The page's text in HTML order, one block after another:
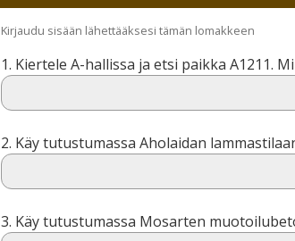
Kirjaudu sisään lähettääksesi tämän lomakkeen
1. Kiertele A-hallissa ja etsi paikka A1211.
2. Käy tutustumassa Aholaidan
3. Käy tutustumassa Mosarten